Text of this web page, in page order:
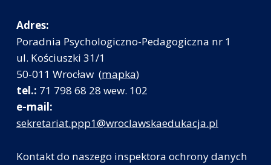
Adres:
Poradnia Psychologiczno-Pedagogiczna nr 1
ul. Kościuszki 31/1
50-011 Wrocław (mapka)
tel.: 71 798 68 28 wew. 102
e-mail:
sekretariat.ppp1@wroclawskaedukacja.pl
Kontakt do naszego inspektora ochrony danych